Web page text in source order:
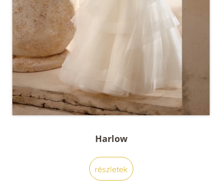
Harlow
részletek